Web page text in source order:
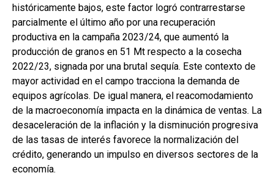
históricamente bajos, este factor logró contrarrestarse
parcialmente el último año por una recuperación
productiva en la campaña 2023/24, que aumentó la
producción de granos en 51 Mt respecto a la cosecha
2022/23, signada por una brutal sequía. Este contexto de
mayor actividad en el campo tracciona la demanda de
equipos agrícolas. De igual manera, el reacomodamiento
de la macroeconomía impacta en la dinámica de ventas. La
desaceleración de la inflación y la disminución progresiva
de las tasas de interés favorece la normalización del
crédito, generando un impulso en diversos sectores de la
economía.